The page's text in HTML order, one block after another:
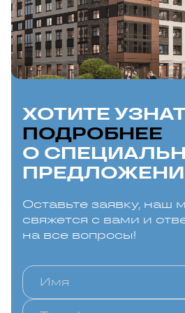
ХОТИТЕ
ПОДРОБНЕЕ
О
Оставьте заявку, наш
свяжется с вами и
на все вопросы!